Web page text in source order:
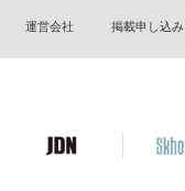
運営会社 掲載申し込み